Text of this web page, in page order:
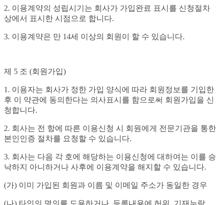
2. 이용계약의 성립시기는 회사가 가입완료 표시를 신청절차
상에서 표시한 시점으로 합니다.
3. 이용계약은 만 14세 이상의 회원이 할 수 있습니다.
제 5 조 (회원가입)
1. 이용자는 회사가 정한 가입 양식에 따라 회원정보를 기입한
후 이 약관에 동의한다는 의사표시를 함으로써 회원가입을 신
청합니다.
2. 회사는 전 항에 따른 이용신청 시 회원에게 전문기관을 통한
본인인증 절차를 요청할 수 있습니다.
3. 회사는 다음 각 호에 해당하는 이용신청에 대하여는 이를 승
낙하지 아니하거나 사후에 이용계약을 해지할 수 있습니다.
(가) 이미 가입된 회원과 이름 및 이메일 주소가 동일한 경우